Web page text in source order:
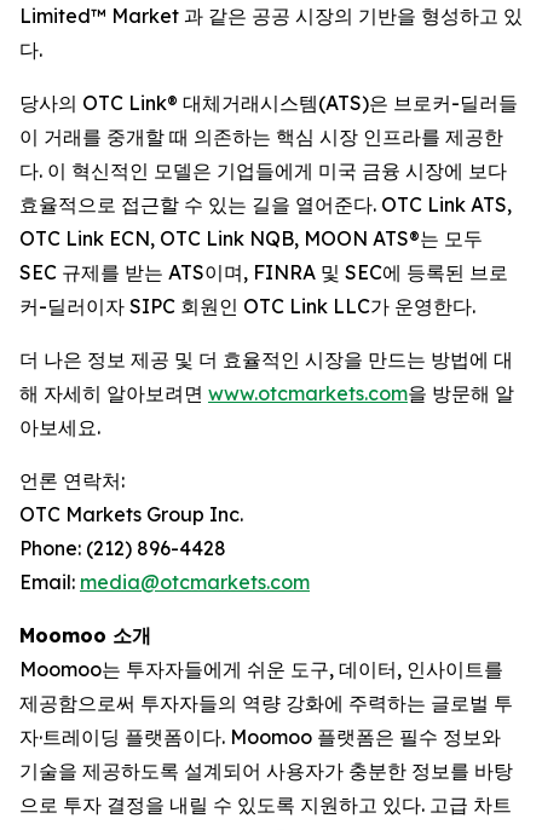
Limited™ Market 과 같은 공공 시장의 기반을 형성하고 있
다.
당사의 OTC Link® 대체거래시스템(ATS)은 브로커-딜러들
이 거래를 중개할 때 의존하는 핵심 시장 인프라를 제공한
다. 이 혁신적인 모델은 기업들에게 미국 금융 시장에 보다
효율적으로 접근할 수 있는 길을 열어준다. OTC Link ATS,
OTC Link ECN, OTC Link NQB, MOON ATS®는 모두
SEC 규제를 받는 ATS이며, FINRA 및 SEC에 등록된 브로
커-딜러이자 SIPC 회원인 OTC Link LLC가 운영한다.
더 나은 정보 제공 및 더 효율적인 시장을 만드는 방법에 대
해 자세히 알아보려면 www.otcmarkets.com을 방문해 알
아보세요.
언론 연락처:
OTC Markets Group Inc.
Phone: (212) 896-4428
Email: media@otcmarkets.com
Moomoo 소개
Moomoo는 투자자들에게 쉬운 도구, 데이터, 인사이트를
제공함으로써 투자자들의 역량 강화에 주력하는 글로벌 투
자·트레이딩 플랫폼이다. Moomoo 플랫폼은 필수 정보와
기술을 제공하도록 설계되어 사용자가 충분한 정보를 바탕
으로 투자 결정을 내릴 수 있도록 지원하고 있다. 고급 차트